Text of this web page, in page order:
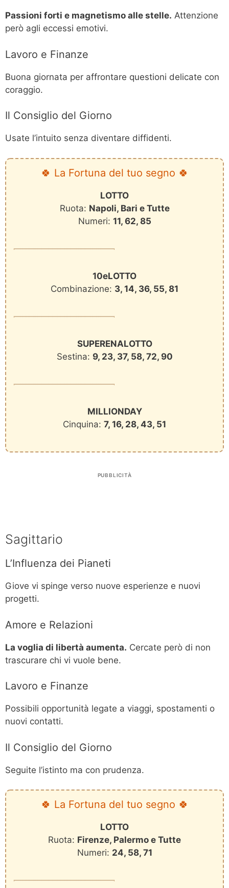
Passioni forti e magnetismo alle stelle. Attenzione
però agli eccessi emotivi.
Lavoro e Finanze
Buona giornata per affrontare questioni delicate con
coraggio.
Il Consiglio del Giorno
Usate l’intuito senza diventare diffidenti.
🍀 La Fortuna del tuo segno 🍀
LOTTO
Ruota: Napoli, Bari e Tutte
Numeri: 11, 62, 85
10eLOTTO
Combinazione: 3, 14, 36, 55, 81
SUPERENALOTTO
Sestina: 9, 23, 37, 58, 72, 90
MILLIONDAY
Cinquina: 7, 16, 28, 43, 51
PUBBLICITÀ
Sagittario
L’Influenza dei Pianeti
Giove vi spinge verso nuove esperienze e nuovi
progetti.
Amore e Relazioni
La voglia di libertà aumenta. Cercate però di non
trascurare chi vi vuole bene.
Lavoro e Finanze
Possibili opportunità legate a viaggi, spostamenti o
nuovi contatti.
Il Consiglio del Giorno
Seguite l’istinto ma con prudenza.
🍀 La Fortuna del tuo segno 🍀
LOTTO
Ruota: Firenze, Palermo e Tutte
Numeri: 24, 58, 71